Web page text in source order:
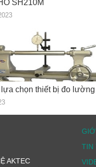
SH210M
chọn thiết bị đo lường
AKTEC
TIN